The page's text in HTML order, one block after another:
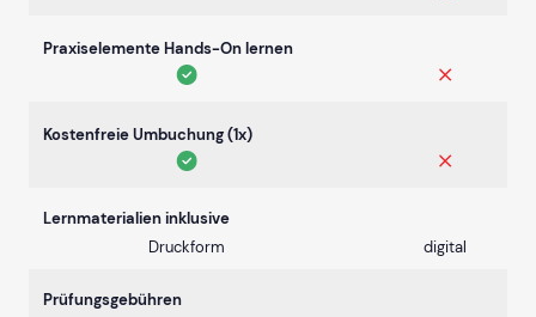
Praxiselemente Hands-On lernen
Kostenfreie Umbuchung (1x)
Lernmaterialien inklusive
Druckform
digital
Prüfungsgebühren